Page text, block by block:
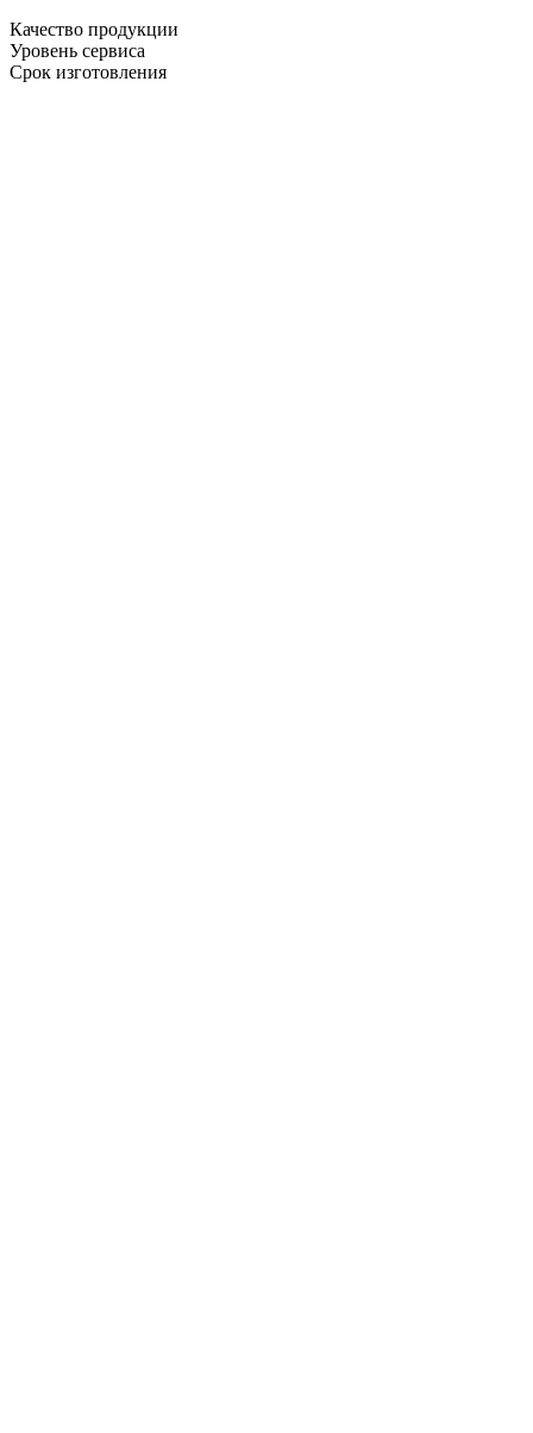
Качество продукции
Уровень сервиса
Срок изготовления